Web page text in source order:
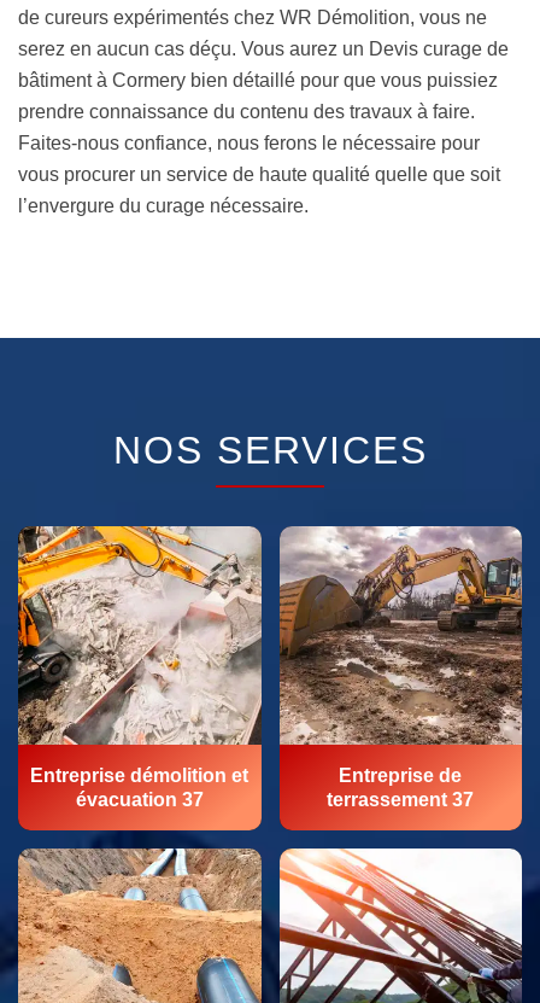
de cureurs expérimentés chez WR Démolition, vous ne
serez en aucun cas déçu. Vous aurez un Devis curage de
bâtiment à Cormery bien détaillé pour que vous puissiez
prendre connaissance du contenu des travaux à faire.
Faites-nous confiance, nous ferons le nécessaire pour
vous procurer un service de haute qualité quelle que soit
l’envergure du curage nécessaire.
NOS SERVICES
Entreprise démolition et
évacuation 37
Entreprise de
terrassement 37